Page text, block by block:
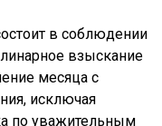
в соблюдении
взыскание
месяца с
исключая
по уважительным